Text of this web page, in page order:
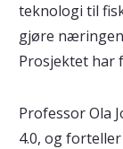
teknologi til
gjøre
Prosjektet har
Professor Ola
4.0, og